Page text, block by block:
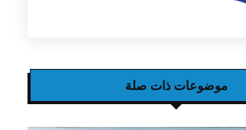
موضوعات ذات صلة